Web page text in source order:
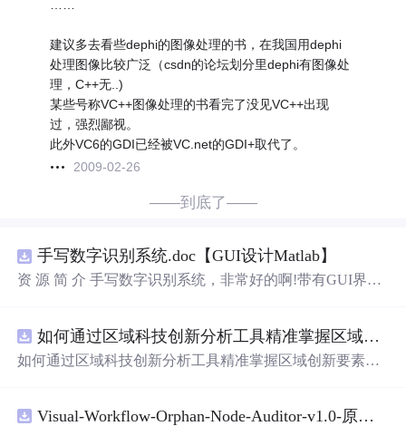
……
建议多去看些dephi的图像处理的书，在我国用dephi
处理图像比较广泛（csdn的论坛划分里dephi有图像处
理，C++无..)
某些号称VC++图像处理的书看完了没见VC++出现
过，强烈鄙视。
此外VC6的GDI已经被VC.net的GDI+取代了。
2009-02-26
——到底了——
手写数字识别系统.doc【GUI设计Matlab】
资 源 简 介 手写数字识别系统，非常好的啊!带有GUI界
带有直观的图形用户界面（GUI），非常容易使用。你只
需要将手写数字输入系统，它将立即给出准确的识别结
是一个非常方便和实用的工具，你一定会喜欢它的！
如何通过区域科技创新分析工具精准掌握区域创新要素分布与产业链融合现状？.docx
如何通过区域科技创新分析工具精准掌握区域创新要素分
Visual-Workflow-Orphan-Node-Auditor-v1.0-原创源码与文档.zip